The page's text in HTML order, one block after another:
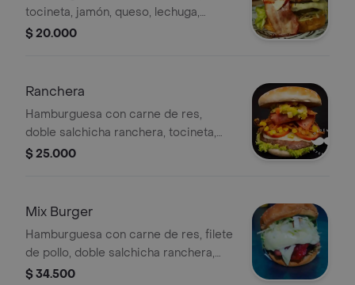
tocineta, jamón, queso, lechuga,
tomate, ripio de papa, pan artesanal y
$ 20.000
Ranchera
Hamburguesa con carne de res,
doble salchicha ranchera, tocineta,
jamón, queso, lechuga, tomate, ripio
$ 25.000
Mix Burger
Hamburguesa con carne de res, filete
de pollo, doble salchicha ranchera,
tocineta, jamón, queso, lechuga,
$ 34.500